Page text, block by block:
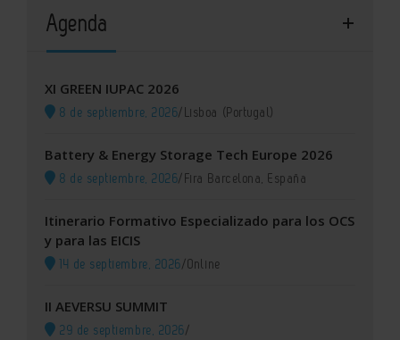
Agenda
XI GREEN IUPAC 2026
8 de septiembre, 2026/ Lisboa (Portugal)
Battery & Energy Storage Tech Europe 2026
8 de septiembre, 2026/ Fira Barcelona, España
Itinerario Formativo Especializado para los OCS
y para las EICIS
14 de septiembre, 2026/Online
II AEVERSU SUMMIT
29 de septiembre, 2026/